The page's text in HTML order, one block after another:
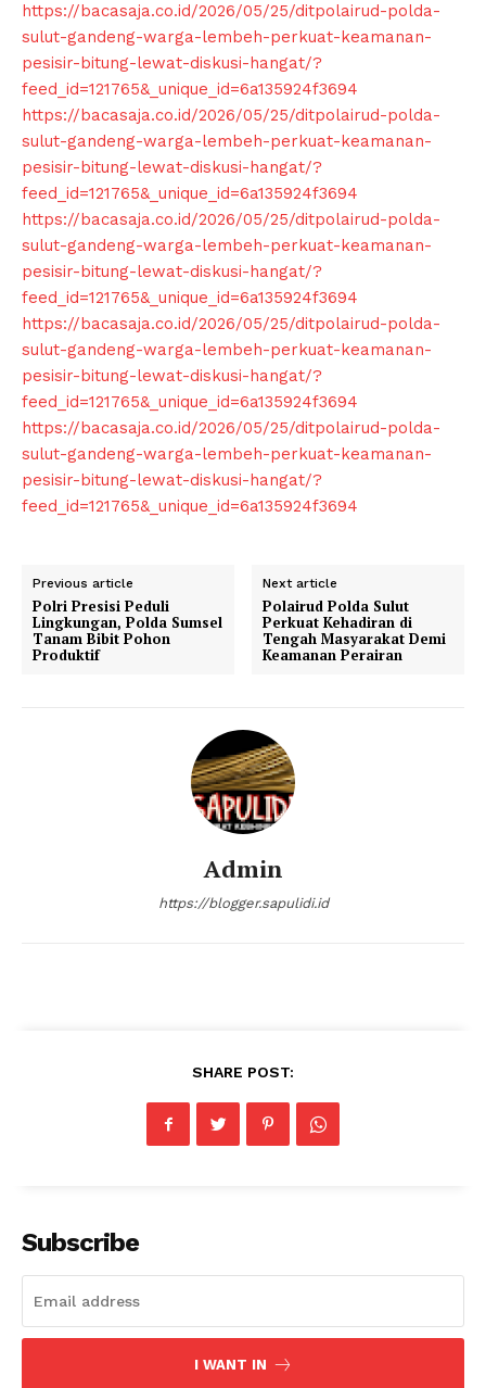
My account
Klinik Gigi
Klinik Gigi Surabaya
Klinik Gigi Terdekat
Klinik Gigi terbaik
https://bacasaja.co.id/2026/05/25/ditpolairud-polda-
sulut-gandeng-warga-lembeh-perkuat-keamanan-
pesisir-bitung-lewat-diskusi-hangat/?
feed_id=121765&_unique_id=6a135924f3694
https://bacasaja.co.id/2026/05/25/ditpolairud-polda-
sulut-gandeng-warga-lembeh-perkuat-keamanan-
pesisir-bitung-lewat-diskusi-hangat/?
feed_id=121765&_unique_id=6a135924f3694
https://bacasaja.co.id/2026/05/25/ditpolairud-polda-
sulut-gandeng-warga-lembeh-perkuat-keamanan-
pesisir-bitung-lewat-diskusi-hangat/?
feed_id=121765&_unique_id=6a135924f3694
https://bacasaja.co.id/2026/05/25/ditpolairud-polda-
sulut-gandeng-warga-lembeh-perkuat-keamanan-
pesisir-bitung-lewat-diskusi-hangat/?
feed_id=121765&_unique_id=6a135924f3694
https://bacasaja.co.id/2026/05/25/ditpolairud-polda-
sulut-gandeng-warga-lembeh-perkuat-keamanan-
pesisir-bitung-lewat-diskusi-hangat/?
feed_id=121765&_unique_id=6a135924f3694
Previous article
Polri Presisi Peduli
Lingkungan, Polda Sumsel
Tanam Bibit Pohon
Produktif
Next article
Polairud Polda Sulut
Perkuat Kehadiran di
Tengah Masyarakat Demi
Keamanan Perairan
Admin
https://blogger.sapulidi.id
SHARE POST:
Subscribe
I WANT IN